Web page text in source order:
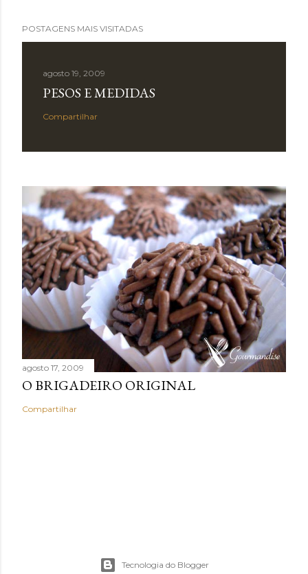
POSTAGENS MAIS VISITADAS
agosto 19, 2009
PESOS E MEDIDAS
Compartilhar
agosto 17, 2009
O BRIGADEIRO ORIGINAL
Compartilhar
Tecnologia do Blogger